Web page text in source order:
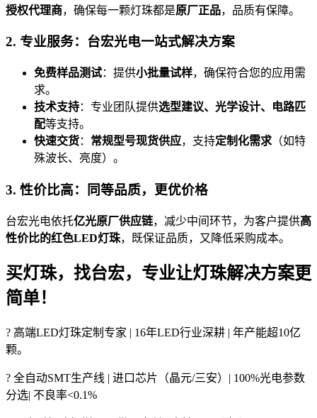
授权代理商，确保每一颗灯珠都是原厂正品，品质有保障。
2. 专业服务：台宏光电一站式解决方案
免费样品测试：提供小批量试样，确保符合您的应用需
求。
技术支持：专业团队提供选型建议、光学设计、电路匹
配等支持。
快速交货： 常规型号现货供应，支持定制化需求 （如特
殊波长、亮度）。
3. 性价比高：同等品质，更优价格
台宏光电依托亿光原厂供应链，减少中间环节，为客户提供高
性价比的红色LED灯珠，既保证品质，又降低采购成本。
买灯珠，找台宏，专业让灯珠解决方案更
简单！
? 高端LED灯珠定制专家 | 16年LED行业深耕 | 年产能超10亿
颗。
? 全自动SMT生产线 | 进口芯片（晶元/三安）| 100%光电参数
分选| 不良率<0.1%